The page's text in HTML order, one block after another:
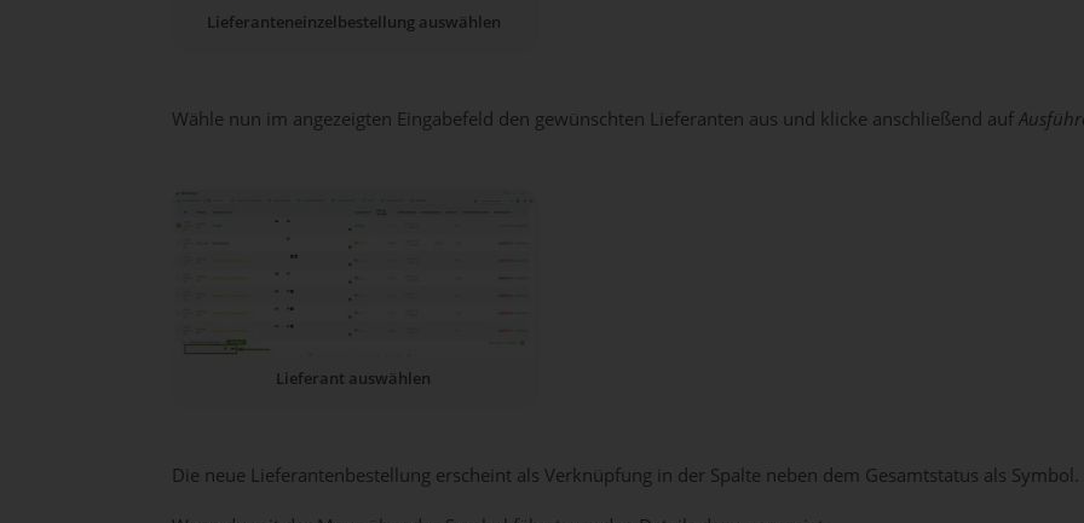
Lieferanteneinzelbestellung auswählen
Wähle nun im angezeigten Eingabefeld den gewünschten Lieferanten aus und klicke anschließend auf
Lieferant auswählen
Die neue Lieferantenbestellung erscheint als Verknüpfung in der Spalte neben dem Gesamtstatus als Symbol.